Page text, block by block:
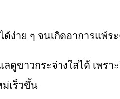
าย ๆ จนเกิดอาการแพ้ร
าวกระจ่างใสได้ เพรา
เร็วขึ้น